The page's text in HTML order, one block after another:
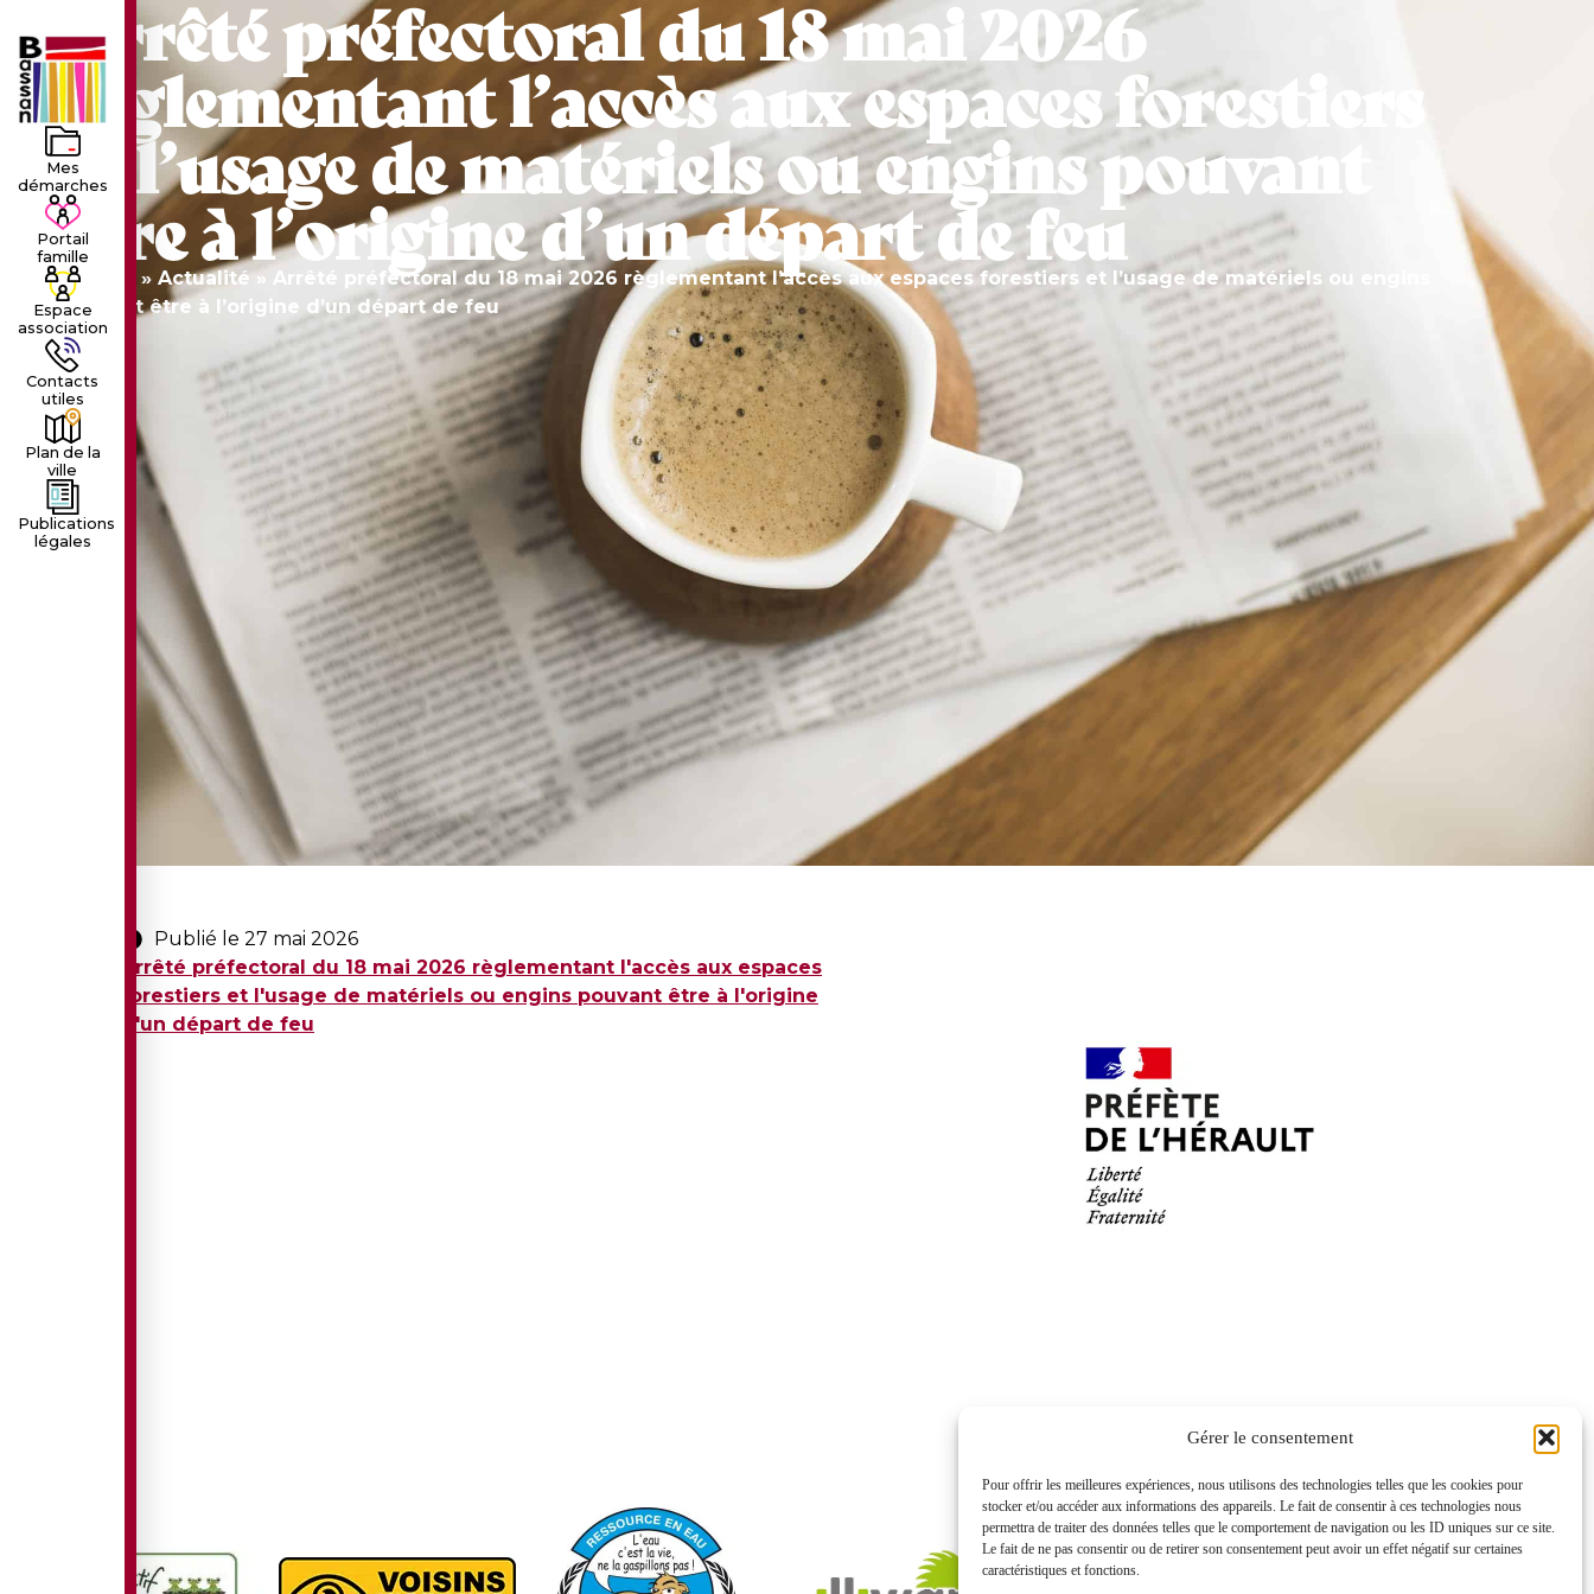
Gérer le consentement
Pour offrir les meilleures expériences, nous utilisons des technologies telles que les cookies pour
stocker et/ou accéder aux informations des appareils. Le fait de consentir à ces technologies nous
permettra de traiter des données telles que le comportement de navigation ou les ID uniques sur ce site.
Le fait de ne pas consentir ou de retirer son consentement peut avoir un effet négatif sur certaines
caractéristiques et fonctions.
LE VILLAGE LA MUNICIPALITÉ VIVRE À BASSAN ENFANCE ET SCOLARITÉ
Mes
démarches
Portail
famille
Espace
association
Contacts
utiles
Plan de la
ville
Publications
légales
Arrêté préfectoral du 18 mai 2026
règlementant l’accès aux espaces forestiers
et l’usage de matériels ou engins pouvant
être à l’origine d’un départ de feu
Accueil » Actualité» Arrêté préfectoral du 18 mai 2026 règlementant l’accès aux espaces forestiers et l’usage de matériels ou engins
pouvant être à l’origine d’un départ de feu
Publié le 27 mai 2026
Arrêté préfectoral du 18 mai 2026 règlementant l'accès aux espaces
forestiers et l'usage de matériels ou engins pouvant être à l'origine
d'un départ de feu